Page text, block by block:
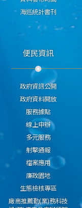
海巡統計書刊
便民資訊
政府資訊公開
政府資料開放
服務據點
線上申辦
多元服務
射擊通報
檔案應用
廉政園地
生態檢核專區
廠商推薦勤(業)務科技